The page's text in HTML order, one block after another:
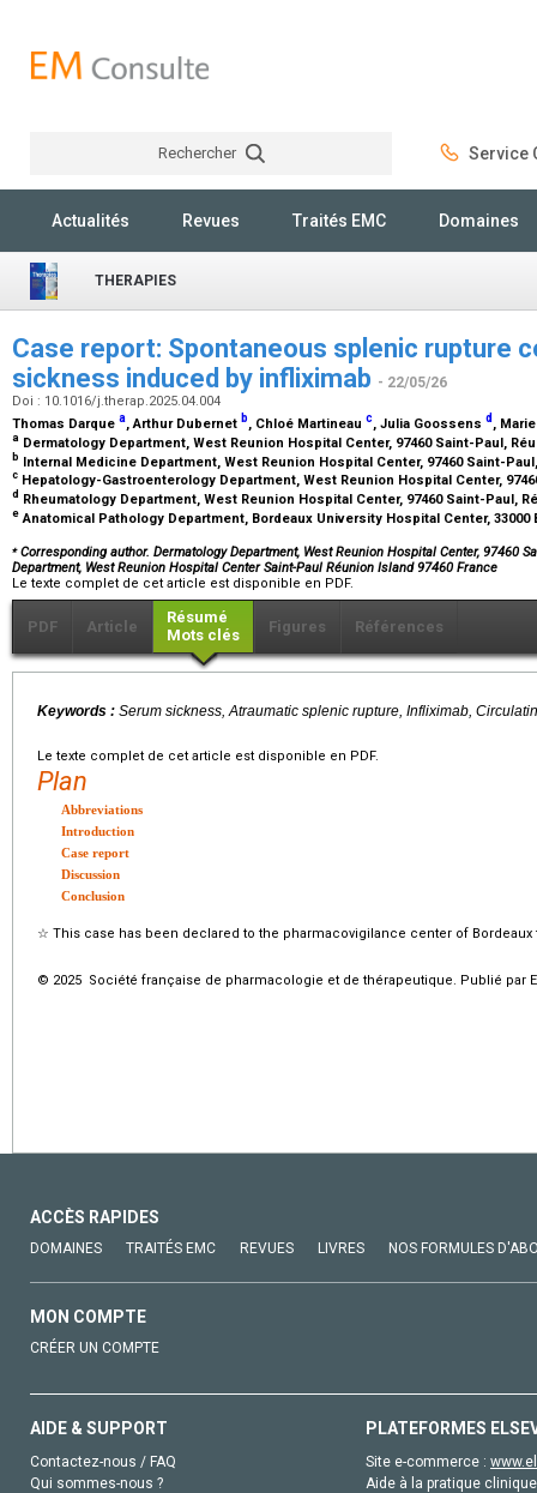
Rechercher Service
Actualités Revues Traités EMC Domaines
THERAPIES
Case report: Spontaneous splenic rupture
sickness induced by infliximab - 22/05/26
Doi : 10.1016/j.therap.2025.04.004
Thomas Darque a, Arthur Dubernet b, Chloé Martineau c, Julia Goossens d ,
a Dermatology Department, West Reunion Hospital Center, 97460 Saint-Paul,
b Internal Medicine Department, West Reunion Hospital Center, 97460 Saint-
c Hepatology-Gastroenterology Department, West Reunion Hospital Center,
d Rheumatology Department, West Reunion Hospital Center, 97460 Saint-Paul,
e Anatomical Pathology Department, Bordeaux University Hospital Center, 33000
⁎Corresponding author. Dermatology Department, West Reunion Hospital Center, 97460
Department, West Reunion Hospital Center Saint-Paul Réunion Island 97460 France
Le texte complet de cet article est disponible en PDF.
PDF Article
Résumé
Mots clés
Figures Références
Keywords : Serum sickness, Atraumatic splenic rupture, Infliximab,
Le texte complet de cet article est disponible en PDF.
Plan
Abbreviations
Introduction
Case report
Discussion
Conclusion
☆ This case has been declared to the pharmacovigilance center of Bordeaux
© 2025 Société française de pharmacologie et de thérapeutique. Publié par
ACCÈS RAPIDES
DOMAINES TRAITÉS EMC REVUES LIVRES NOS FORMULES
MON COMPTE
CRÉER UN COMPTE
AIDE & SUPPORT
Contactez-nous / FAQ
Qui sommes-nous ?
PLATEFORMES
Site e-commerce :
Aide à la pratique